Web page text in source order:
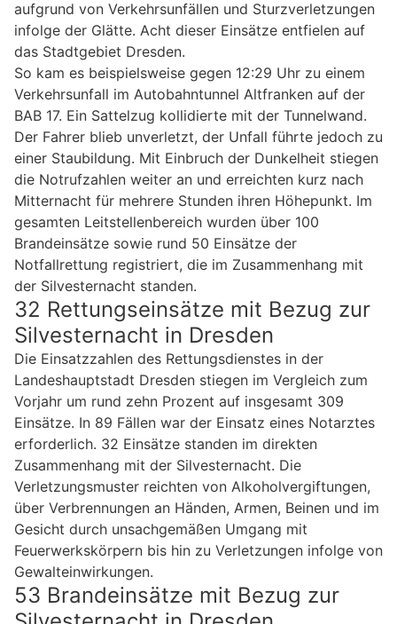
aufgrund von Verkehrsunfällen und Sturzverletzungen
infolge der Glätte. Acht dieser Einsätze entfielen auf
das Stadtgebiet Dresden.
So kam es beispielsweise gegen 12:29 Uhr zu einem
Verkehrsunfall im Autobahntunnel Altfranken auf der
BAB 17. Ein Sattelzug kollidierte mit der Tunnelwand.
Der Fahrer blieb unverletzt, der Unfall führte jedoch zu
einer Staubildung. Mit Einbruch der Dunkelheit stiegen
die Notrufzahlen weiter an und erreichten kurz nach
Mitternacht für mehrere Stunden ihren Höhepunkt. Im
gesamten Leitstellenbereich wurden über 100
Brandeinsätze sowie rund 50 Einsätze der
Notfallrettung registriert, die im Zusammenhang mit
der Silvesternacht standen.
32 Rettungseinsätze mit Bezug zur
Silvesternacht in Dresden
Die Einsatzzahlen des Rettungsdienstes in der
Landeshauptstadt Dresden stiegen im Vergleich zum
Vorjahr um rund zehn Prozent auf insgesamt 309
Einsätze. In 89 Fällen war der Einsatz eines Notarztes
erforderlich. 32 Einsätze standen im direkten
Zusammenhang mit der Silvesternacht. Die
Verletzungsmuster reichten von Alkoholvergiftungen,
über Verbrennungen an Händen, Armen, Beinen und im
Gesicht durch unsachgemäßen Umgang mit
Feuerwerkskörpern bis hin zu Verletzungen infolge von
Gewalteinwirkungen.
53 Brandeinsätze mit Bezug zur